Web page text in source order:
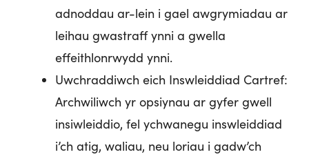
adnoddau ar-lein i gael awgrymiadau ar
leihau gwastraff ynni a gwella
effeithlonrwydd ynni.
Uwchraddiwch eich Inswleiddiad Cartref:
Archwiliwch yr opsiynau ar gyfer gwell
insiwleiddio, fel ychwanegu inswleiddiad
i’ch atig, waliau, neu loriau i gadw’ch